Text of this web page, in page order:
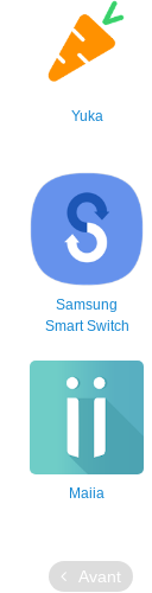
Yuka
Samsung
Smart Switch
Maiia
Avant